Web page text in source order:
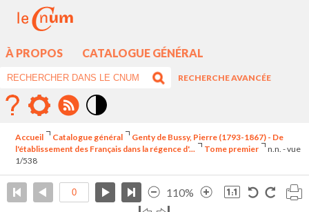
À PROPOS CATALOGUE GÉNÉRAL
RECHERCHE AVANCÉE
élévé
Accueil Catalogue général
Genty de Bussy, Pierre (1793-1867) - De
l'établissement des Français dans la régence d'...
Tome premier
n.n. - vue
1/538
110%